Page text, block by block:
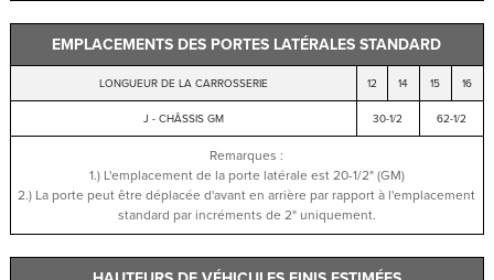
EMPLACEMENTS DES PORTES LATÉRALES STANDARD
Remarques :
1.) L'emplacement de la porte latérale est 20-1/2" (GM)
2.) La porte peut être déplacée d'avant en arrière par rapport à l'emplacement
standard par incréments de 2" uniquement.
LONGUEUR DE LA CARROSSERIE 12 14 15 16
J - CHÂSSIS GM 30-1/2 62-1/2